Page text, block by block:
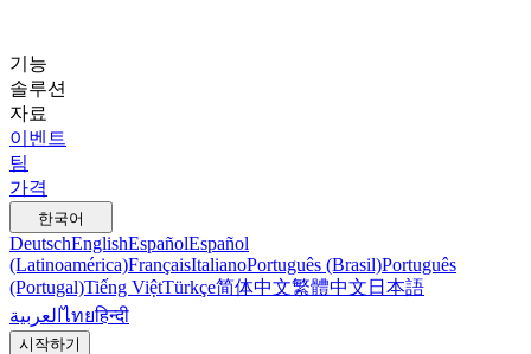
기능
솔루션
자료
이벤트
팀
가격
한국어
DeutschEnglishEspañolEspañol
(Latinoamérica)FrançaisItalianoPortuguês (Brasil)Português
(Portugal)Tiếng ViệtTürkçe简体中文繁體中文 日本語
العربيةไทยहिन्दी
시작하기